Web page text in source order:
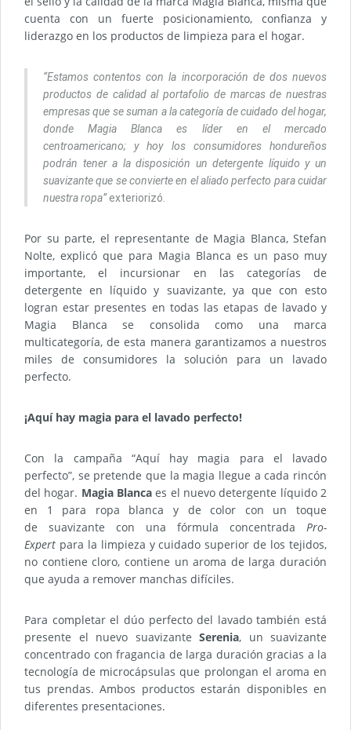
cuenta con un fuerte posicionamiento, confianza y
liderazgo en los productos de limpieza para el hogar.
“Estamos contentos con la incorporación de dos nuevos
productos de calidad al portafolio de marcas de nuestras
empresas que se suman a la categoría de cuidado del hogar,
donde Magia Blanca es líder en el mercado
centroamericano; y hoy los consumidores hondureños
podrán tener a la disposición un detergente líquido y un
suavizante que se convierte en el aliado perfecto para cuidar
nuestra ropa”exteriorizó.
Por su parte, el representante de Magia Blanca, Stefan
Nolte, explicó que para Magia Blanca es un paso muy
importante, el incursionar en las categorías de
detergente en líquido y suavizante, ya que con esto
logran estar presentes en todas las etapas de lavado y
Magia Blanca se consolida como una marca
multicategoría, de esta manera garantizamos a nuestros
miles de consumidores la solución para un lavado
perfecto.
¡Aquí hay magia para el lavado perfecto!
Con la campaña “Aquí hay magia para el lavado
perfecto”, se pretende que la magia llegue a cada rincón
del hogar. Magia Blanca es el nuevo detergente líquido 2
en 1 para ropa blanca y de color con un toque
de suavizante con una fórmula concentrada Pro-
Expert para la limpieza y cuidado superior de los tejidos,
no contiene cloro, contiene un aroma de larga duración
que ayuda a remover manchas difíciles.
Para completar el dúo perfecto del lavado también está
presente el nuevo suavizante Serenia, un suavizante
concentrado con fragancia de larga duración gracias a la
tecnología de microcápsulas que prolongan el aroma en
tus prendas. Ambos productos estarán disponibles en
diferentes presentaciones.